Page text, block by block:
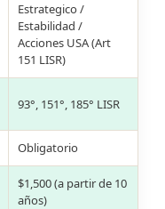
Estrategico /
Estabilidad /
Acciones USA (Art
151 LISR)
93°, 151°, 185° LISR
Obligatorio
$1,500 (a partir de 10
años)